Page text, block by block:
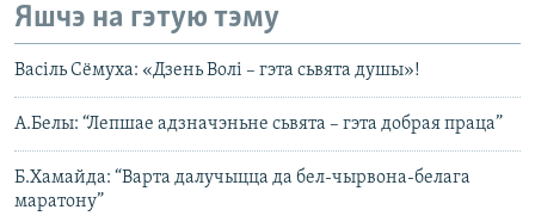
Яшчэ на гэтую тэму
Васіль Сёмуха: «Дзень Волі – гэта сьвята душы»!
А.Белы: “Лепшае адзначэньне сьвята – гэта добрая праца”
Б.Хамайда: “Варта далучыцца да бел-чырвона-белага
маратону”